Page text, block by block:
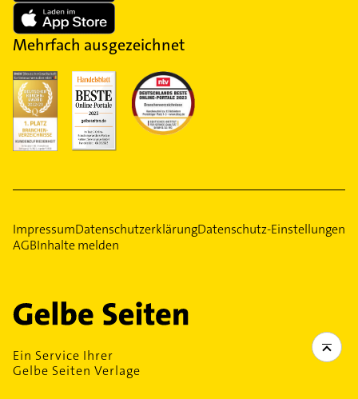
Mehrfach ausgezeichnet
ImpressumDatenschutzerklärungDatenschutz-Einstellungen
AGBInhalte melden
Ein Service Ihrer
Gelbe Seiten Verlage